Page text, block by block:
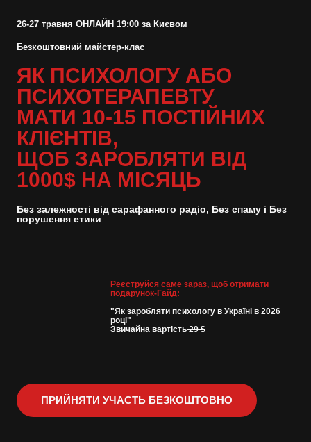
26-27 травня ОНЛАЙН 19:00 за Києвом
Безкоштовний майстер-клас
ЯК ПСИХОЛОГУ АБО
ПСИХОТЕРАПЕВТУ
МАТИ 10-15 ПОСТІЙНИХ
КЛІЄНТІВ,
ЩОБ ЗАРОБЛЯТИ ВІД
1000$ НА МІСЯЦЬ
Без залежності від сарафанного радіо, Без спаму і Без
порушення етики
Реєструйся саме зараз, щоб отримати
подарунок-Гайд:
"Як заробляти психологу в Україні в 2026
році"
Звичайна вартість 29 $
ПРИЙНЯТИ УЧАСТЬ БЕЗКОШТОВНО